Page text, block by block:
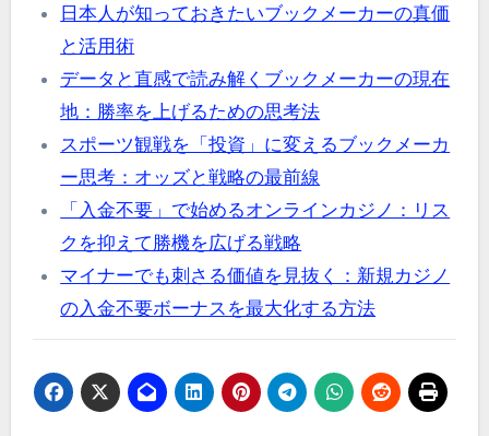
日本人が知っておきたいブックメーカーの真価
と活用術
データと直感で読み解くブックメーカーの現在
地：勝率を上げるための思考法
スポーツ観戦を「投資」に変えるブックメーカ
ー思考：オッズと戦略の最前線
「入金不要」で始めるオンラインカジノ：リス
クを抑えて勝機を広げる戦略
マイナーでも刺さる価値を見抜く：新規カジノ
の入金不要ボーナスを最大化する方法